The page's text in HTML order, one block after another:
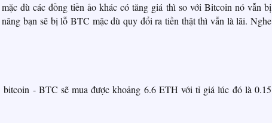
dù các đồng tiền ảo khác có tăng giá thì so với Bitcoin nó vẫn bị
bạn sẽ bị lỗ BTC mặc dù quy đổi ra tiền thật thì vẫn là lãi. Nghe
- BTC sẽ mua được khoảng 6.6 ETH với tỉ giá lúc đó là 0.15